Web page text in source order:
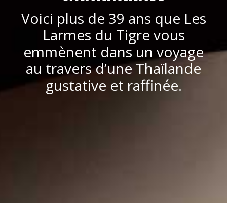
Voici plus de 39 ans que Les
Larmes du Tigre vous
emmènent dans un voyage
au travers d’une Thaïlande
gustative et raffinée.